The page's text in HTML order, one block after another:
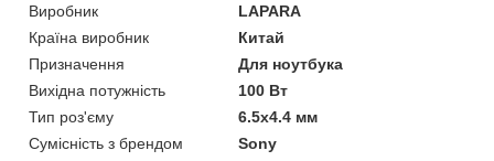
Виробник
LAPARA
Країна виробник
Китай
Призначення
Для ноутбука
Вихідна потужність
100 Вт
Тип роз'єму
6.5x4.4 мм
Сумісність з брендом
Sony